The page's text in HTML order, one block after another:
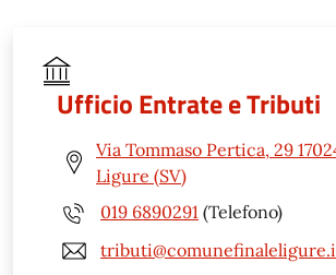
Ufficio Entrate e Tributi
Via Tommaso Pertica, 29
Ligure (SV)
019 6890291 (Telefono)